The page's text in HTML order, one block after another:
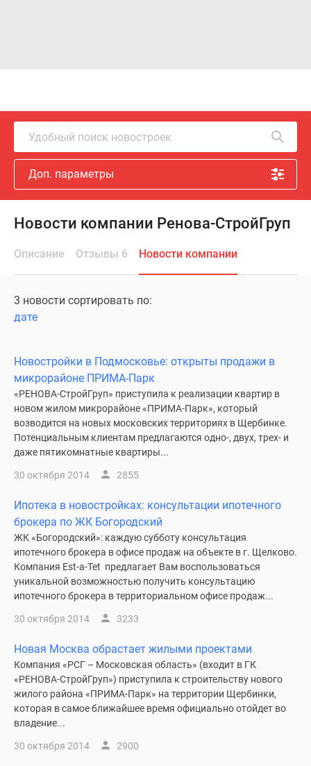
Удобный поиск новостроек
Доп. параметры
Новости компании Ренова-СтройГруп
Описание Отзывы 6 Новости компании
3 новости сортировать по:
дате
Новостройки в Подмосковье: открыты продажи в
микрорайоне ПРИМА-Парк
«РЕНОВА-СтройГруп» приступила к реализации квартир в
новом жилом микрорайоне «ПРИМА-Парк», который
возводится на новых московских территориях в Щербинке.
Потенциальным клиентам предлагаются одно-, двух, трех- и
даже пятикомнатные квартиры...
30 октября 2014 2855
Ипотека в новостройках: консультации ипотечного
брокера по ЖК Богородский
ЖК «Богородский»: каждую субботу консультация
ипотечного брокера в офисе продаж на объекте в г. Щелково.
Компания Est-a-Tet предлагает Вам воспользоваться
уникальной возможностью получить консультацию
ипотечного брокера в территориальном офисе продаж...
30 октября 2014 3233
Новая Москва обрастает жилыми проектами
Компания «РСГ – Московская область» (входит в ГК
«РЕНОВА-СтройГруп») приступила к строительству нового
жилого района «ПРИМА-Парк» на территории Щербинки,
которая в самое ближайшее время официально отойдет во
владение...
30 октября 2014 2900